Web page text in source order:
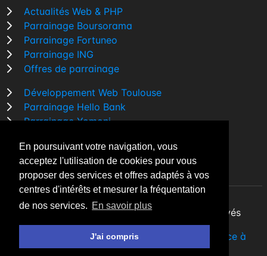
En poursuivant votre navigation, vous
acceptez l'utilisation de cookies pour vous
proposer des services et offres adaptés à vos
centres d'intérêts et mesurer la fréquentation
de nos services. En savoir plus
J'ai compris
Actualités Web & PHP
Parrainage Boursorama
Parrainage Fortuneo
Parrainage ING
Offres de parrainage
Développement Web Toulouse
Parrainage Hello Bank
Parrainage Yomoni
Comparatif banque
By Night v5.7.3| © 2026 - Tous droits réservés
par undéveloppeur Web Freelance à
Toulouse